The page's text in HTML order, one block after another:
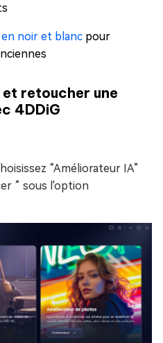
noir et blanc pour
retoucher une
4DDiG
“Améliorateur IA”
” sous l'option